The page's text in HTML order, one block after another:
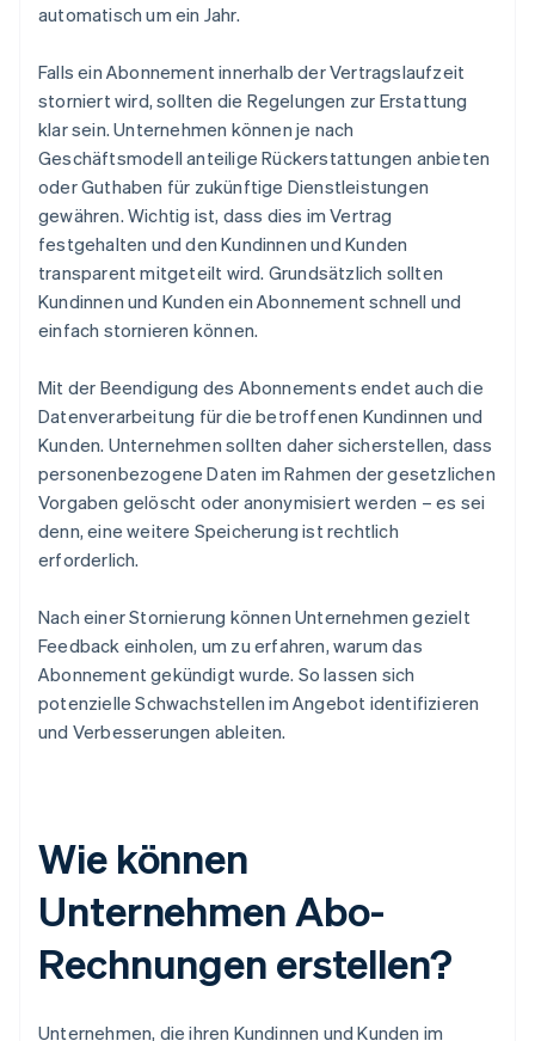
automatisch um ein Jahr.
Falls ein Abonnement innerhalb der Vertragslaufzeit
storniert wird, sollten die Regelungen zur Erstattung
klar sein. Unternehmen können je nach
Geschäftsmodell anteilige Rückerstattungen anbieten
oder Guthaben für zukünftige Dienstleistungen
gewähren. Wichtig ist, dass dies im Vertrag
festgehalten und den Kundinnen und Kunden
transparent mitgeteilt wird. Grundsätzlich sollten
Kundinnen und Kunden ein Abonnement schnell und
einfach stornieren können.
Mit der Beendigung des Abonnements endet auch die
Datenverarbeitung für die betroffenen Kundinnen und
Kunden. Unternehmen sollten daher sicherstellen, dass
personenbezogene Daten im Rahmen der gesetzlichen
Vorgaben gelöscht oder anonymisiert werden – es sei
denn, eine weitere Speicherung ist rechtlich
erforderlich.
Nach einer Stornierung können Unternehmen gezielt
Feedback einholen, um zu erfahren, warum das
Abonnement gekündigt wurde. So lassen sich
potenzielle Schwachstellen im Angebot identifizieren
und Verbesserungen ableiten.
Wie können
Unternehmen Abo-
Rechnungen erstellen?
Unternehmen, die ihren Kundinnen und Kunden im